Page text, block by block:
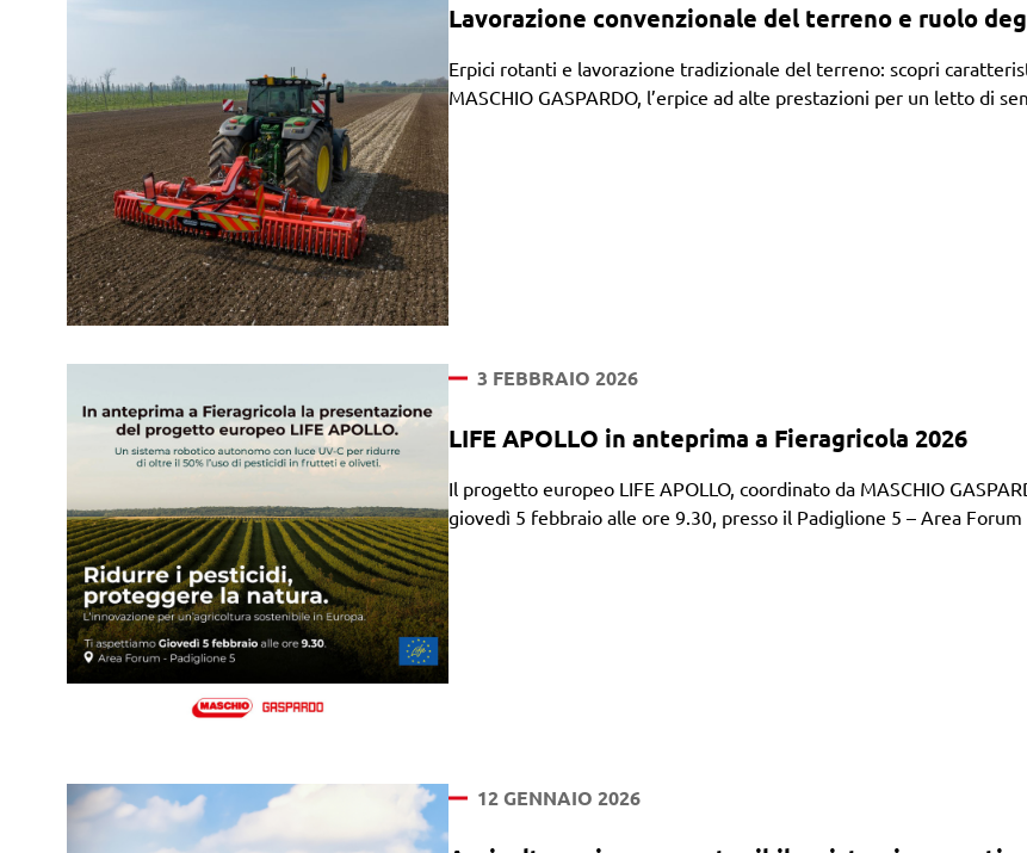
Lavorazione convenzionale del terreno e ruolo
Erpici rotanti e lavorazione tradizionale del terreno: scopri
MASCHIO GASPARDO, l’erpice ad alte prestazioni per un letto di
3 FEBBRAIO 2026
LIFE APOLLO in anteprima a Fieragricola 2026
Il progetto europeo LIFE APOLLO, coordinato da MASCHIO
giovedì 5 febbraio alle ore 9.30, presso il Padiglione 5 – Area Forum
12 GENNAIO 2026